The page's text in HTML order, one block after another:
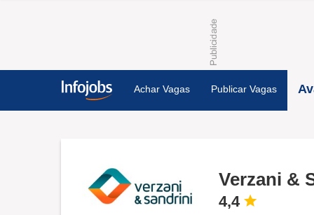
Achar Vagas Publicar Vagas
Verzani &
4,4